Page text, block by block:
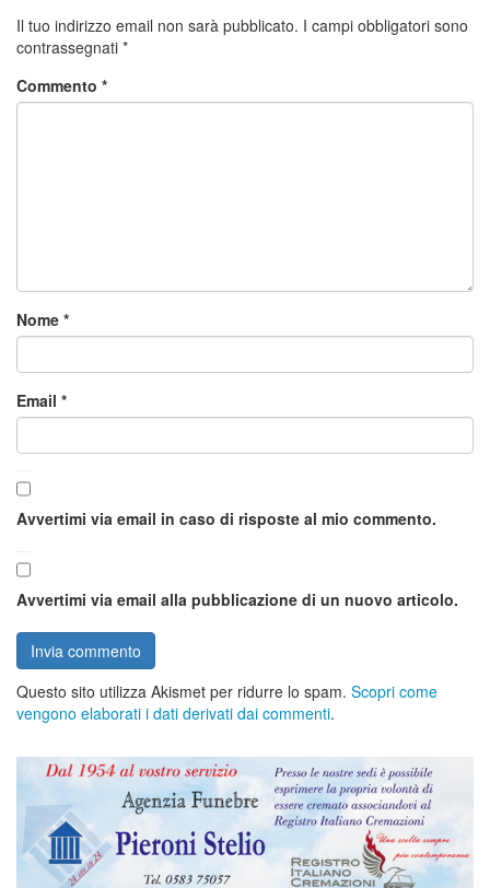
Il tuo indirizzo email non sarà pubblicato. I campi obbligatori sono
contrassegnati *
Commento *
Nome *
Email *
Avvertimi via email in caso di risposte al mio commento.
Avvertimi via email alla pubblicazione di un nuovo articolo.
Questo sito utilizza Akismet per ridurre lo spam. Scopri come
vengono elaborati i dati derivati dai commenti.